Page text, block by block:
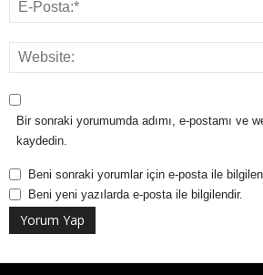
Bir sonraki yorumumda adımı, e-postamı ve
kaydedin.
Beni sonraki yorumlar için e-posta ile
Beni yeni yazılarda e-posta ile bilgilendir.